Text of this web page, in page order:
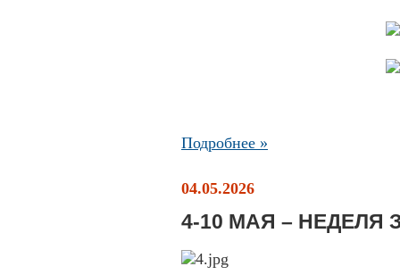
Подробнее »
04.05.2026
4-10 МАЯ – НЕДЕЛЯ